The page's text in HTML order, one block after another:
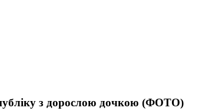
з дорослою дочкою (ФОТО)